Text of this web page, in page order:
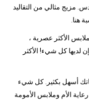
مزيج مثالي من التقاليد
هنا.
الأكثر عصرية ،
لديها كل شيء! الأكثر
أسهل بكثير. كل شيء
10 سنوات ، إلى رعاية الأم وملابس الأمومة